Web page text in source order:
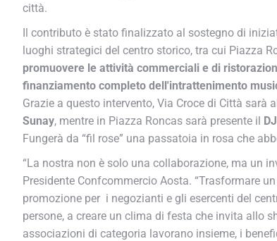
città.
Il contributo è stato finalizzato al sostegno di
luoghi strategici del centro storico, tra cui Piazza
promuovere le attività commerciali e di
finanziamento completo dell'intrattenimento
Grazie a questo intervento, Via Croce di Città
Sunay, mentre in Piazza Roncas sarà presente ilDJ
Fungerà da “fil rose” una passatoia in rosa che
“La nostra non è solo una collaborazione, ma un
Presidente Confcommercio Aosta. “Trasformare
promozione per i negozianti e gli esercenti del
persone, a creare un clima di festa che invita allo
associazioni di categoria lavorano insieme, i